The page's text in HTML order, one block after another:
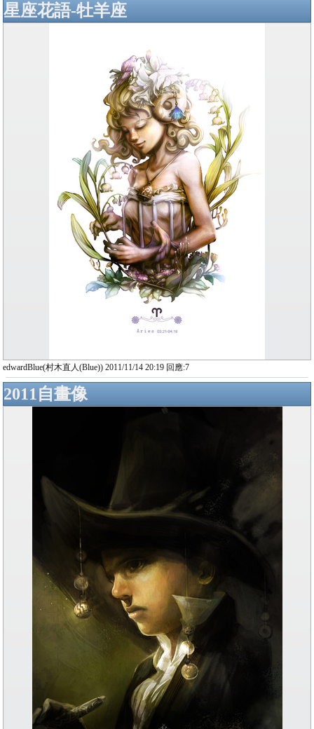
星座花語-牡羊座
edwardBlue(村木直人(Blue)) 2011/11/14 20:19 回應:7
2011自畫像